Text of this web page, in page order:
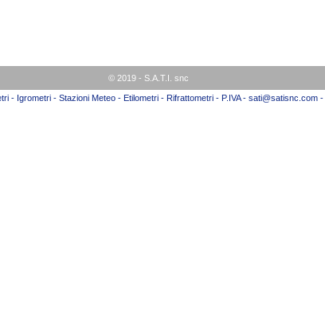
© 2019 - S.A.T.I. snc
- Igrometri - Stazioni Meteo - Etilometri - Rifrattometri - P.IVA - sati@satisnc.com -